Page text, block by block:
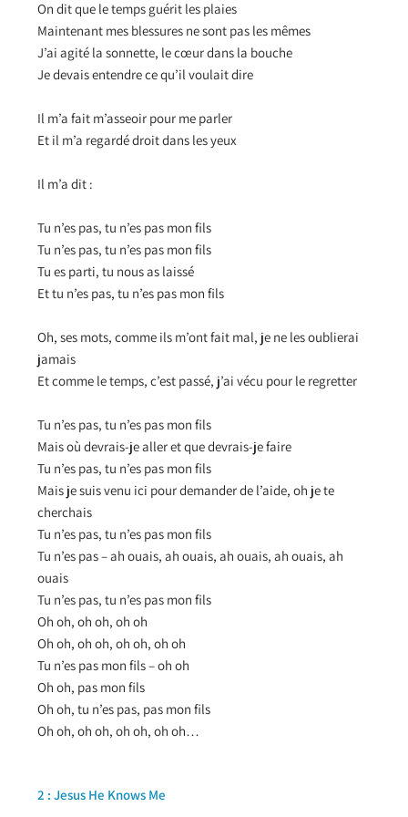
On dit que le temps guérit les plaies
Maintenant mes blessures ne sont pas les mêmes
J’ai agité la sonnette, le cœur dans la bouche
Je devais entendre ce qu’il voulait dire
Il m’a fait m’asseoir pour me parler
Et il m’a regardé droit dans les yeux
Il m’a dit :
Tu n’es pas, tu n’es pas mon fils
Tu n’es pas, tu n’es pas mon fils
Tu es parti, tu nous as laissé
Et tu n’es pas, tu n’es pas mon fils
Oh, ses mots, comme ils m’ont fait mal, je ne les oublierai
jamais
Et comme le temps, c’est passé, j’ai vécu pour le regretter
Tu n’es pas, tu n’es pas mon fils
Mais où devrais-je aller et que devrais-je faire
Tu n’es pas, tu n’es pas mon fils
Mais je suis venu ici pour demander de l’aide, oh je te
cherchais
Tu n’es pas, tu n’es pas mon fils
Tu n’es pas – ah ouais, ah ouais, ah ouais, ah ouais, ah
ouais
Tu n’es pas, tu n’es pas mon fils
Oh oh, oh oh, oh oh
Oh oh, oh oh, oh oh, oh oh
Tu n’es pas mon fils – oh oh
Oh oh, pas mon fils
Oh oh, tu n’es pas, pas mon fils
Oh oh, oh oh, oh oh, oh oh…
2 : Jesus He Knows Me